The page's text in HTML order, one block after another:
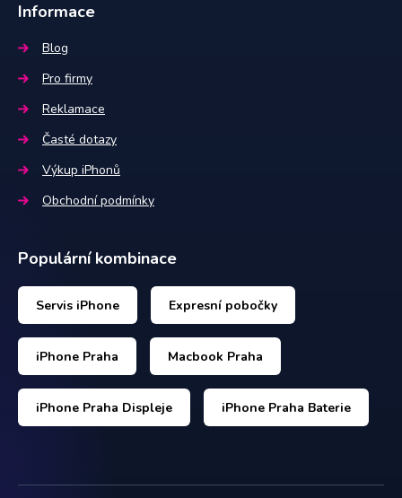
Informace
Blog
Pro firmy
Reklamace
Časté dotazy
Výkup iPhonů
Obchodní podmínky
Populární kombinace
Servis iPhone Expresní pobočky
iPhone Praha Macbook Praha
iPhone Praha Displeje iPhone Praha Baterie